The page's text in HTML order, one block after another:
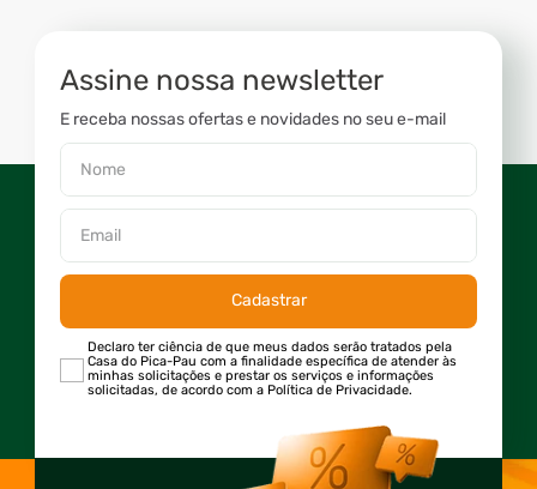
Assine nossa newsletter
E receba nossas ofertas e novidades no seu e-mail
Cadastrar
Declaro ter ciência de que meus dados serão tratados pela
Casa do Pica-Pau com a finalidade específica de atender às
minhas solicitações e prestar os serviços e informações
solicitadas, de acordo com a Política de Privacidade.